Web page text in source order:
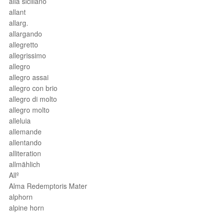
allant
allarg.
allargando
allegretto
allegrissimo
allegro
allegro assai
allegro con brio
allegro di molto
allegro molto
alleluia
allemande
allentando
alliteration
allmählich
Allº
Alma Redemptoris Mater
alphorn
alpine horn